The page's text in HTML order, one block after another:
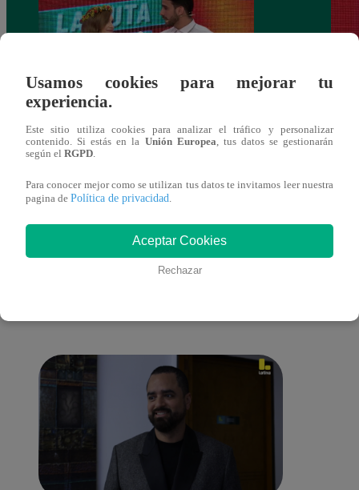
La Ruta del Amor volvió a reencontrar a
Varo y Majo
También te puede
Usamos cookies para mejorar tu
experiencia.
Este sitio utiliza cookies para analizar el tráfico y personalizar
contenido. Si estás en la Unión Europea , tus datos se gestionarán
según el RGPD
Para conocer mejor como se utilizan tus datos te invitamos leer nuestra
pagina de Política de privacidad
Aceptar Cookies
Rechazar